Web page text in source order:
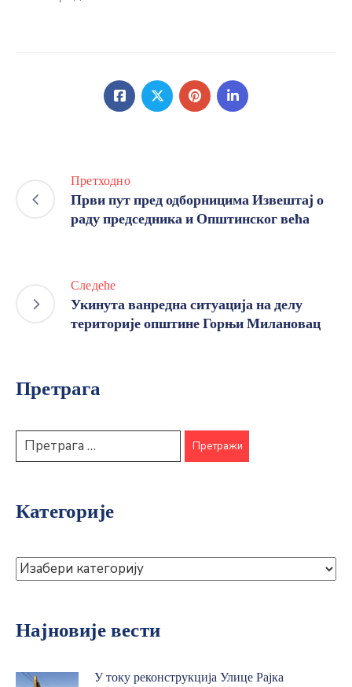
Претходно
Први пут пред одборницима Извештај о
раду председника и Општинског већа
Следеће
Укинута ванредна ситуација на делу
територије општине Горњи Милановац
Претрага
Категорије
Најновије вести
У току реконструкција Улице Рајка